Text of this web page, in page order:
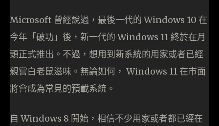
Microsoft 曾經說過，最後一代的 Windows 10 在
今年「破功」後，新一代的 Windows 11 終於在月
頭正式推出。不過，想用到新系統的用家或者已經
親嘗白老鼠滋味。無論如何， Windows 11 在市面
將會成為常見的預載系統。
自 Windows 8 開始，相信不少用家或者都已經在